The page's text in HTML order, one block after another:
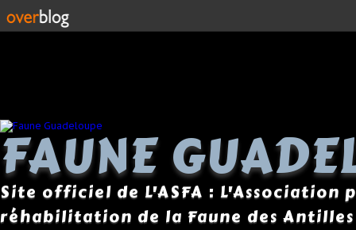
FAUNE
Site officiel de L'ASFA : L'Association
réhabilitation de la Faune des Antilles